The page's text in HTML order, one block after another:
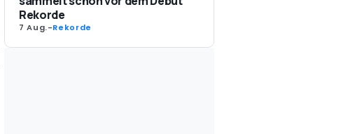
Rekorde
7 Aug.-Rekorde